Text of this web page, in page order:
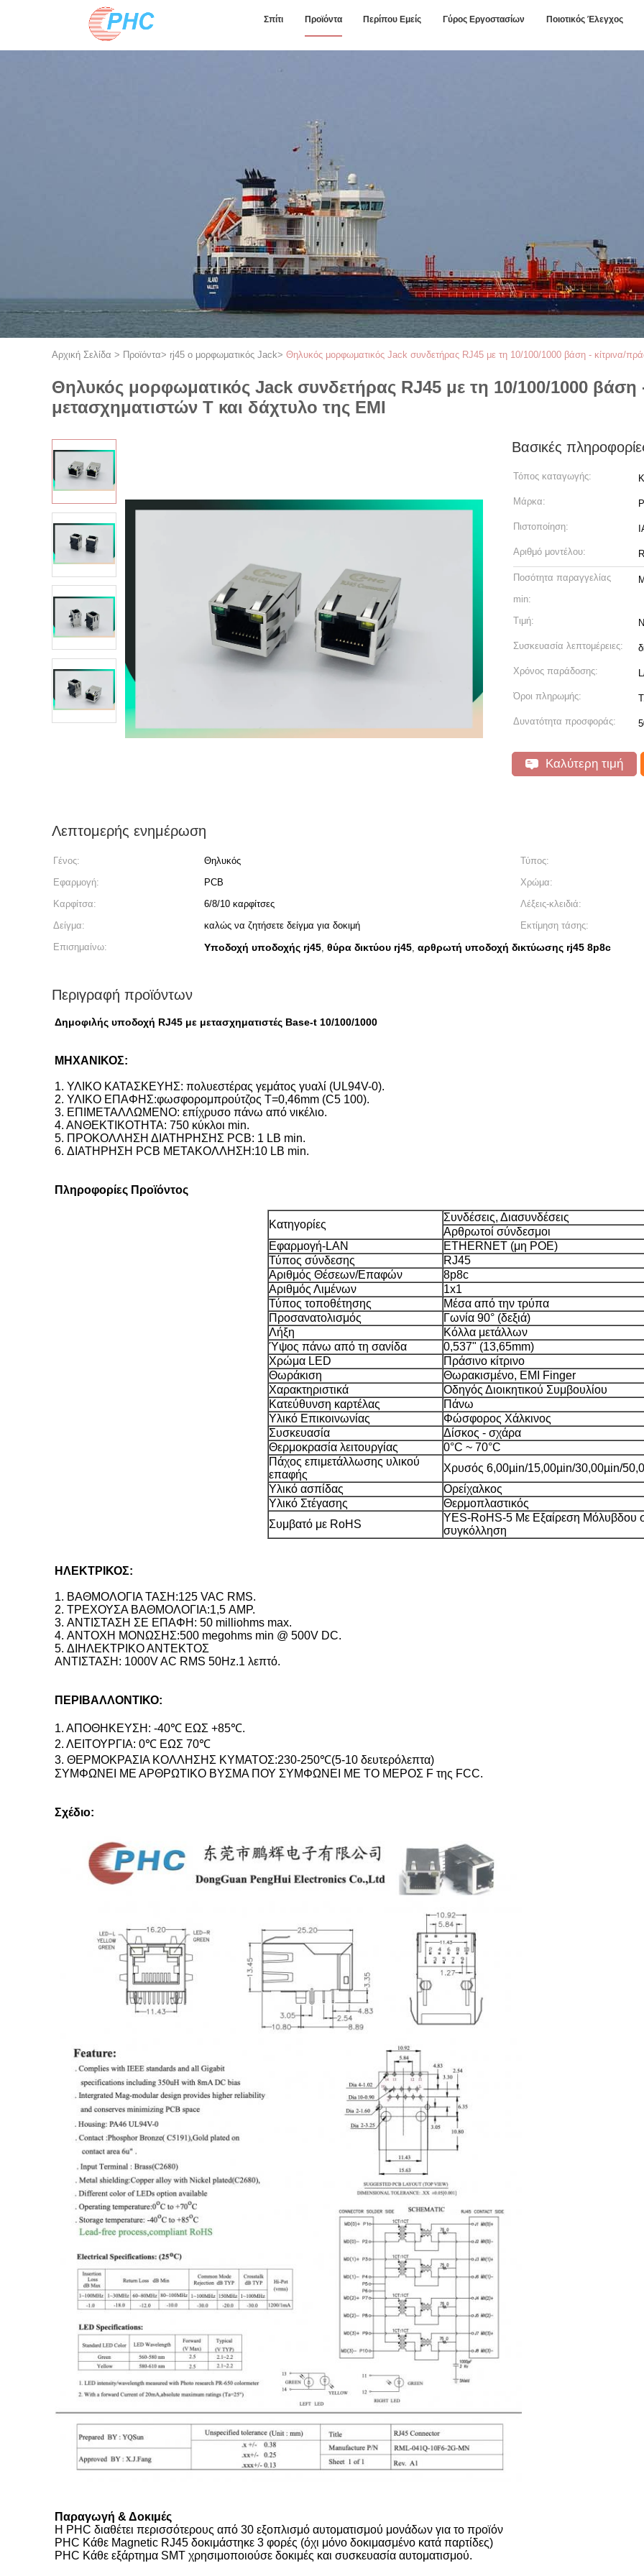
Σπίτι Προϊόντα Περίπου Εμείς Γύρος Εργοστασίων Ποιοτικός Έλεγχος
Αρχική Σελίδα > Προϊόντα> rj45 ο μορφωματικός Jack> Θηλυκός μορφωματικός Jack συνδετήρας RJ45 με τη 10/100/1000 βάση - κίτρινα/
Θηλυκός μορφωματικός Jack συνδετήρας RJ45 με τη 10/100/1000
μετασχηματιστών Τ και δάχτυλο της EMI
Βασικές
Τόπος καταγωγής:
Μάρκα:
Πιστοποίηση:
Αριθμό μοντέλου:
Ποσότητα παραγγελίας
min:
Τιμή:
Συσκευασία λεπτομέρειες:
Χρόνος παράδοσης:
Όροι πληρωμής:
Δυνατότητα προσφοράς:
Καλύτερη τιμή
Λεπτομερής ενημέρωση
Γένος: Θηλυκός Τύπος:
Εφαρμογή:
PCB Χρώμα:
Καρφίτσα:
6/8/10 καρφίτσες Λέξεις-κλειδιά:
Δείγμα:
καλώς να ζητήσετε δείγμα για δοκιμή Εκτίμηση τάσης:
Επισημαίνω:
Υποδοχή υποδοχής rj45, θύρα δικτύου rj45, αρθρωτή υποδοχή δικτύωσης rj45 8p8c
Περιγραφή προϊόντων
Δημοφιλής υποδοχή RJ45 με μετασχηματιστές Base-t 10/100/1000
ΜΗΧΑΝΙΚΟΣ:
1. ΥΛΙΚΟ ΚΑΤΑΣΚΕΥΗΣ: πολυεστέρας γεμάτος γυαλί (UL94V-0).
2. ΥΛΙΚΟ ΕΠΑΦΗΣ:φωσφορομπρούτζος Τ=0,46mm (C5 100).
3. ΕΠΙΜΕΤΑΛΛΩΜΕΝΟ: επίχρυσο πάνω από νικέλιο.
4. ΑΝΘΕΚΤΙΚΟΤΗΤΑ: 750 κύκλοι min.
5. ΠΡΟΚΟΛΛΗΣΗ ΔΙΑΤΗΡΗΣΗΣ PCB: 1 LB min.
6. ΔΙΑΤΗΡΗΣΗ PCB ΜΕΤΑΚΟΛΛΗΣΗ:10 LB min.
Πληροφορίες Προϊόντος
Κατηγορίες
Συνδέσεις, Διασυνδέσεις
Αρθρωτοί σύνδεσμοι
Εφαρμογή-LAN
ETHERNET (μη POE)
Τύπος σύνδεσης
RJ45
Αριθμός Θέσεων/Επαφών
8p8c
Αριθμός Λιμένων
1x1
Τύπος τοποθέτησης
Μέσα από την τρύπα
Προσανατολισμός
Γωνία 90° (δεξιά)
Λήξη
Κόλλα μετάλλων
Ύψος πάνω από τη σανίδα
0,537" (13,65mm)
Χρώμα LED
Πράσινο κίτρινο
Θωράκιση
Θωρακισμένο, EMI Finger
Χαρακτηριστικά
Οδηγός Διοικητικού Συμβουλίου
Κατεύθυνση καρτέλας
Πάνω
Υλικό Επικοινωνίας
Φώσφορος Χάλκινος
Συσκευασία
Δίσκος - σχάρα
Θερμοκρασία λειτουργίας
0°C ~ 70°C
Πάχος επιμετάλλωσης υλικού
επαφής
Χρυσός 6,00µin/15,00µin/30,00µin/
Υλικό ασπίδας
Ορείχαλκος
Υλικό Στέγασης
Θερμοπλαστικός
Συμβατό με RoHS
YES-RoHS-5 Με Εξαίρεση Μόλυβδου
συγκόλληση
ΗΛΕΚΤΡΙΚΟΣ:
1. ΒΑΘΜΟΛΟΓΙΑ ΤΑΣΗ:125 VAC RMS.
2. ΤΡΕΧΟΥΣΑ ΒΑΘΜΟΛΟΓΙΑ:1,5 AMP.
3. ΑΝΤΙΣΤΑΣΗ ΣΕ ΕΠΑΦΗ: 50 milliohms max.
4. ΑΝΤΟΧΗ ΜΟΝΩΣΗΣ:500 megohms min @ 500V DC.
5. ΔΙΗΛΕΚΤΡΙΚΟ ΑΝΤΕΚΤΟΣ
ΑΝΤΙΣΤΑΣΗ: 1000V AC RMS 50Hz.1 λεπτό.
ΠΕΡΙΒΑΛΛΟΝΤΙΚΟ:
1. ΑΠΟΘΗΚΕΥΣΗ: -40℃ ΕΩΣ +85℃.
2. ΛΕΙΤΟΥΡΓΙΑ: 0℃ ΕΩΣ 70℃
3. ΘΕΡΜΟΚΡΑΣΙΑ ΚΟΛΛΗΣΗΣ ΚΥΜΑΤΟΣ:230-250℃(5-10 δευτερόλεπτα)
ΣΥΜΦΩΝΕΙ ΜΕ ΑΡΘΡΩΤΙΚΟ ΒΥΣΜΑ ΠΟΥ ΣΥΜΦΩΝΕΙ ΜΕ ΤΟ ΜΕΡΟΣ F της FCC.
Σχέδιο:
Παραγωγή & Δοκιμές
Η PHC διαθέτει περισσότερους από 30 εξοπλισμό αυτοματισμού μονάδων για το προϊόν
PHC Κάθε Magnetic RJ45 δοκιμάστηκε 3 φορές (όχι μόνο δοκιμασμένο κατά παρτίδες)
PHC Κάθε εξάρτημα SMT χρησιμοποιούσε δοκιμές και συσκευασία αυτοματισμού.